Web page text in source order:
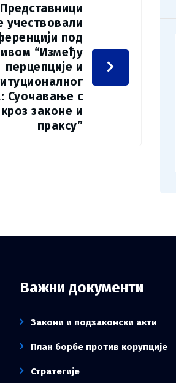
Представници
учествовали
под
“Између
перцепције и
Суочавање с
законе и
праксу”
Важни документи
Закони и подзаконски акти
План борбе против корупције
Стратегије